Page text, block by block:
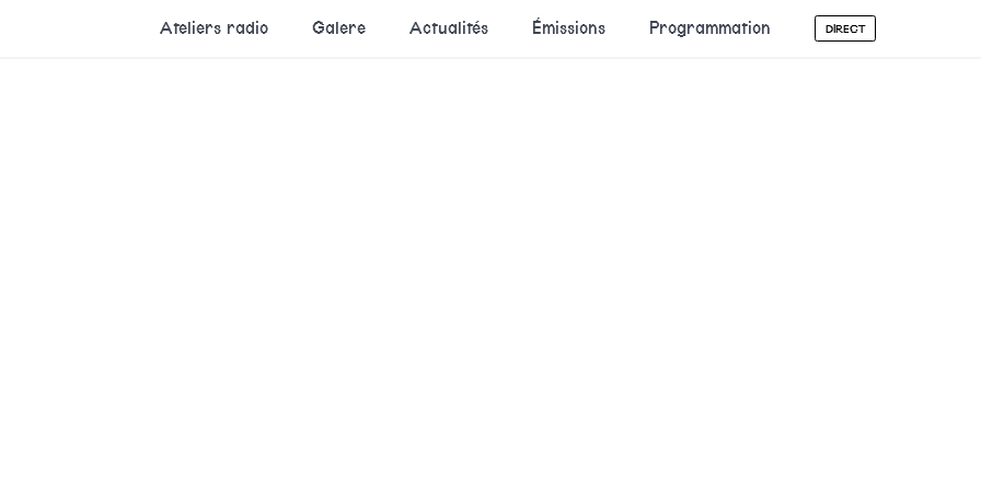
Ateliers radio Galere Actualités Émissions Programmation DIRECT